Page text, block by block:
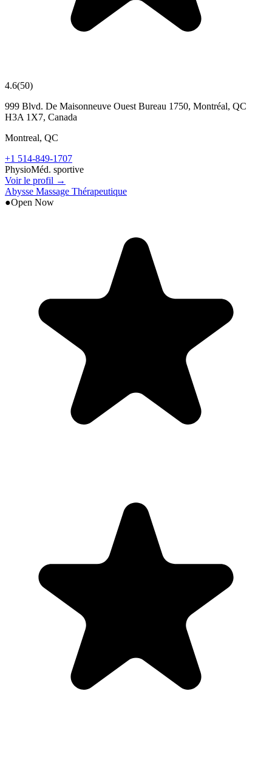
4.6(50)
999 Blvd. De Maisonneuve Ouest Bureau 1750, Montréal, QC
H3A 1X7, Canada
Montreal, QC
+1 514-849-1707
PhysioMéd. sportive
Voir le profil →
Abysse Massage Thérapeutique
●Open Now